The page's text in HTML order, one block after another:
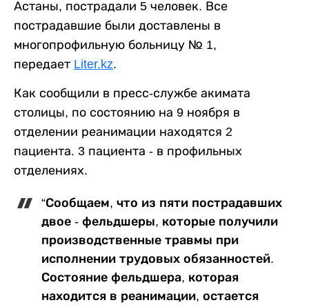
Астаны, пострадали 5 человек. Все
пострадавшие были доставлены в
многопрофильную больницу № 1,
передает Liter.kz.
Как сообщили в пресс-службе акимата
столицы, по состоянию на 9 ноября в
отделении реанимации находятся 2
пациента. 3 пациента - в профильных
отделениях.
“Сообщаем, что из пяти пострадавших
двое - фельдшеры, которые получили
производственные травмы при
исполнении трудовых обязанностей.
Состояние фельдшера, которая
находится в реанимации, остается